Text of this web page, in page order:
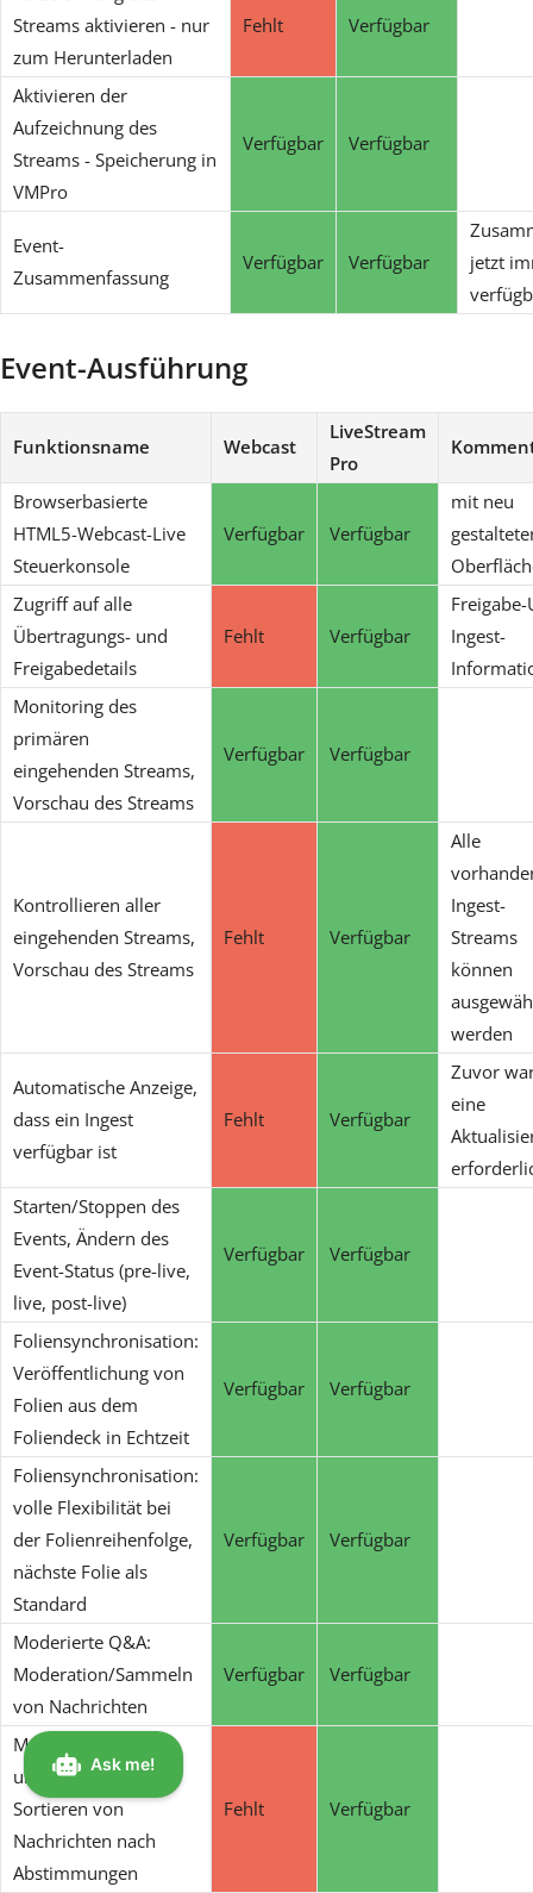
Streams aktivieren - nur
zum Herunterladen
Fehlt Verfügbar
Aktivieren der
Aufzeichnung des
Streams - Speicherung in
VMPro
Verfügbar Verfügbar
Event-
Zusammenfassung
Verfügbar Verfügbar
jetzt
Event-Ausführung
Funktionsname Webcast
LiveStream
Pro
Browserbasierte
HTML5-Webcast-Live
Steuerkonsole
Verfügbar Verfügbar
mit neu
Zugriff auf alle
Übertragungs- und
Freigabedetails
Fehlt Verfügbar
Freigabe-
Ingest-
Monitoring des
primären
eingehenden Streams,
Vorschau des Streams
Verfügbar Verfügbar
Kontrollieren aller
eingehenden Streams,
Vorschau des Streams
Fehlt Verfügbar
Alle
Ingest-
Streams
können
werden
Automatische Anzeige,
dass ein Ingest
verfügbar ist
Fehlt Verfügbar
Zuvor
eine
Starten/Stoppen des
Events, Ändern des
Event-Status (pre-live,
live, post-live)
Verfügbar Verfügbar
Foliensynchronisation:
Veröffentlichung von
Folien aus dem
Foliendeck in Echtzeit
Verfügbar Verfügbar
Foliensynchronisation:
volle Flexibilität bei
der Folienreihenfolge,
nächste Folie als
Standard
Verfügbar Verfügbar
Moderierte Q&A:
Moderation/Sammeln
von Nachrichten
Verfügbar Verfügbar
Moderierte Fragen
und Antworten:
Sortieren von
Nachrichten nach
Abstimmungen
Fehlt Verfügbar